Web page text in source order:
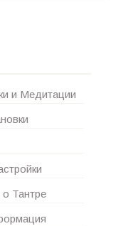
и Медитации
о Тантре